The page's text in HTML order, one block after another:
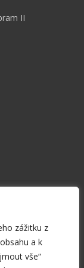
zážitku z
a k
vše“
II